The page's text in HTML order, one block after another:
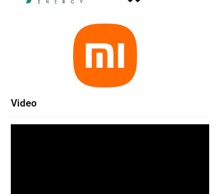
Video